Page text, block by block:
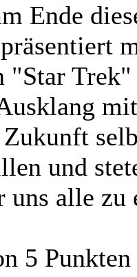
Ende
"Star
und
uns alle zu
5 Punkten